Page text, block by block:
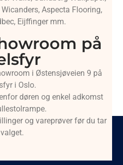
Aspecta Flooring,
Eijffinger mm.
på
i Østensjøveien 9 på
i Oslo.
døren og enkel adkomst
og vareprøver før du tar
valget.